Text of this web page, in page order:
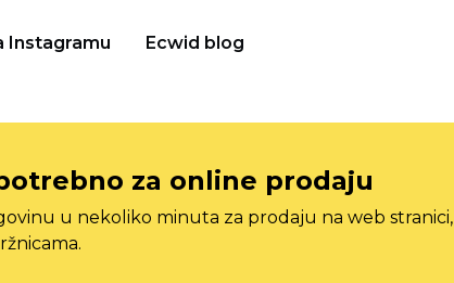
Instagramu Ecwid blog
za online prodaju
u nekoliko minuta za prodaju na web stranici,